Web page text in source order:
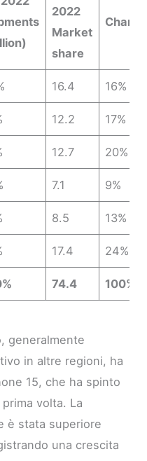
2022
Market
share
16.4 16%
12.2 17%
12.7 20%
7.1 9%
8.5 13%
17.4 24%
74.4 100%
generalmente
in altre regioni, ha
15, che ha spinto
volta. La
è stata superiore
una crescita